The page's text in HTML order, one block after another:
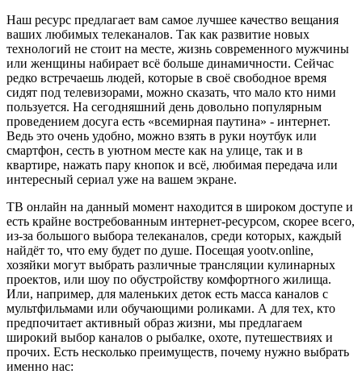
Наш ресурс предлагает вам самое лучшее качество вещания
ваших любимых телеканалов. Так как развитие новых
технологий не стоит на месте, жизнь современного мужчины
или женщины набирает всё больше динамичности. Сейчас
редко встречаешь людей, которые в своё свободное время
сидят под телевизорами, можно сказать, что мало кто ними
пользуется. На сегодняшний день довольно популярным
проведением досуга есть «всемирная паутина» - интернет.
Ведь это очень удобно, можно взять в руки ноутбук или
смартфон, сесть в уютном месте как на улице, так и в
квартире, нажать пару кнопок и всё, любимая передача или
интересный сериал уже на вашем экране.
ТВ онлайн на данный момент находится в широком доступе и
есть крайне востребованным интернет-ресурсом, скорее всего,
из-за большого выбора телеканалов, среди которых, каждый
найдёт то, что ему будет по душе. Посещая yootv.online,
хозяйки могут выбрать различные трансляции кулинарных
проектов, или шоу по обустройству комфортного жилища.
Или, например, для маленьких деток есть масса каналов с
мультфильмами или обучающими роликами. А для тех, кто
предпочитает активный образ жизни, мы предлагаем
широкий выбор каналов о рыбалке, охоте, путешествиях и
прочих. Есть несколько преимуществ, почему нужно выбрать
именно нас: